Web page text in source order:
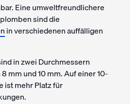
Eine umweltfreundlichere
sind die
in verschiedenen auffälligen
in zwei Durchmessern
mm und 10 mm. Auf einer 10-
ist mehr Platz für